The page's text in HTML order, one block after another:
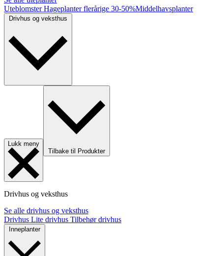
UteblomsterHageplanter flerårige 30-50%Middelhavsplanter
Lukk meny
Tilbake til Produkter
Drivhus og veksthus
Se alle drivhus og veksthus
Drivhus Lite drivhus Tilbehør drivhus
Inneplanter